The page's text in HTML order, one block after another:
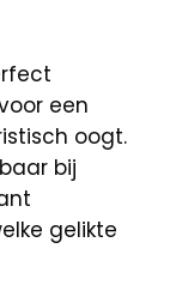
een
oogt.
bij
gelikte